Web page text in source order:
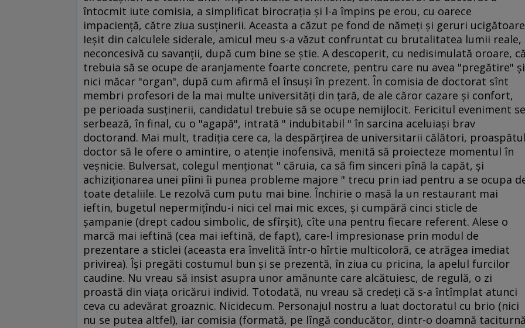
întocmit iute comisia, a simplificat birocraţia şi l-a împins pe erou, cu oarece
impacienţă, către ziua susţinerii. Aceasta a căzut pe fond de nămeţi şi geruri
Ieşit din calculele siderale, amicul meu s-a văzut confruntat cu brutalitatea lumii reale,
neconcesivă cu savanţii, după cum bine se ştie. A descoperit, cu nedisimulată oroare,
trebuia să se ocupe de aranjamente foarte concrete, pentru care nu avea "pregătire" şi
nici măcar "organ", după cum afirmă el însuşi în prezent. În comisia de doctorat sînt
membri profesori de la mai multe universităţi din ţară, de ale căror cazare şi confort,
pe perioada susţinerii, candidatul trebuie să se ocupe nemijlocit. Fericitul eveniment se
serbează, în final, cu o "agapă", intrată " indubitabil " în sarcina aceluiaşi brav
doctorand. Mai mult, tradiţia cere ca, la despărţirea de universitarii călători,
doctor să le ofere o amintire, o atenţie inofensivă, menită să proiecteze momentul în
veşnicie. Bulversat, colegul menţionat " căruia, ca să fim sinceri pînă la capăt, şi
achiziţionarea unei pîini îi punea probleme majore " trecu prin iad pentru a se ocupa
toate detaliile. Le rezolvă cum putu mai bine. Închirie o masă la un restaurant mai
ieftin, bugetul nepermiţîndu-i nici cel mai mic exces, şi cumpără cinci sticle de
şampanie (drept cadou simbolic, de sfîrşit), cîte una pentru fiecare referent. Alese o
marcă mai ieftină (cea mai ieftină, de fapt), care-l impresionase prin modul de
prezentare a sticlei (aceasta era învelită într-o hîrtie multicoloră, ce atrăgea imediat
privirea). Îşi pregăti costumul bun şi se prezentă, în ziua cu pricina, la apelul furcilor
caudine. Nu vreau să insist asupra unor amănunte care alcătuiesc, de regulă, o zi
proastă din viaţa oricărui individ. Totodată, nu vreau să credeţi că s-a întîmplat atunci
ceva cu adevărat groaznic. Nicidecum. Personajul nostru a luat doctoratul cu brio (nici
nu se putea altfel), iar comisia (formată, pe lîngă conducător, dintr-o doamnă